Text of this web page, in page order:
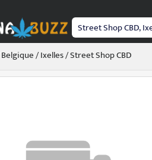
Belgique/Ixelles/ Street Shop CBD